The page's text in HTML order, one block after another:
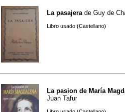
La pasajera de Guy de
Libro usado (Castellano)
La pasion de María
Juan Tafur